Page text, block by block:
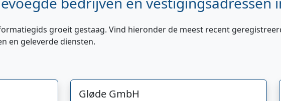
groeit gestaag. Vind hieronder de meest recent
en geleverde diensten.
Gløde GmbH